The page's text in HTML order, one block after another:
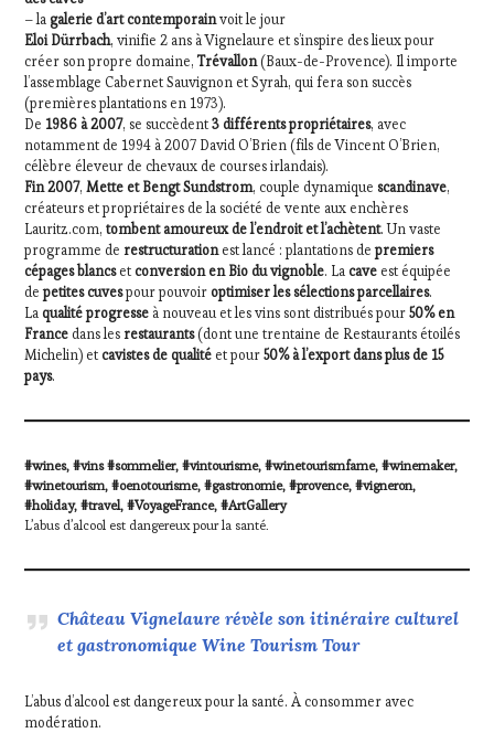
– la galerie d’art contemporainvoit le jour
Eloi Dürrbach, vinifie 2 ans à Vignelaure et s’inspire des lieux pour
créer son propre domaine,Trévallon(Baux-de-Provence). Il importe
l’assemblage Cabernet Sauvignon et Syrah, qui fera son succès
(premières plantations en 1973).
De 1986 à 2007, se succèdent3 différents propriétaires, avec
notamment de 1994 à 2007 David O’Brien (fils de Vincent O’Brien,
célèbre éleveur de chevaux de courses irlandais).
Fin 2007,Mette et Bengt Sundstrom, couple dynamique scandinave,
créateurs et propriétaires de la société de vente aux enchères
Lauritz.com,tombent amoureux de l’endroit et l’achètent. Un vaste
programme derestructurationest lancé : plantations depremiers
cépages blancset conversion en Bio du vignoble. La caveest équipée
depetites cuvespour pouvoir optimiser les sélections parcellaires.
Laqualité progresse à nouveau et les vins sont distribués pour50% en
Francedans lesrestaurants(dont une trentaine de Restaurants étoilés
Michelin) et cavistes de qualitéet pour50% à l’export dans plus de 15
pays.
#wines, #vins #sommelier, #vintourisme, #winetourismfame, #winemaker,
#winetourism, #oenotourisme, #gastronomie, #provence, #vigneron,
#holiday, #travel, #VoyageFrance, #ArtGallery
L’abus d’alcool est dangereux pour la santé.
Château Vignelaure révèle son itinéraire culturel
et gastronomique Wine Tourism Tour
L’abus d’alcool est dangereux pour la santé. À consommer avec
modération.